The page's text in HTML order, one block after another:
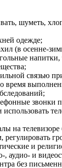
шуметь,
одежде;
(в осенне-
напитки,
связью
время
звонки
использовать
на телевизоре
регулировать
и
, аудио- и
без